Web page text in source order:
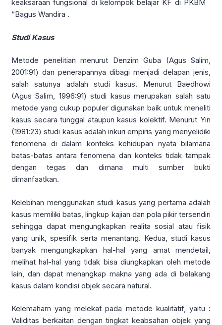
keaksaraan fungsional di kelompok belajar KF di PKBM
“Bagus Wandira .
Studi Kasus
Metode penelitian menurut Denzim Guba (Agus Salim,
2001:91) dan penerapannya dibagi menjadi delapan jenis,
salah satunya adalah studi kasus. Menurut Baedhowi
(Agus Salim, 1996:91) studi kasus merupakan salah satu
metode yang cukup populer digunakan baik untuk meneliti
kasus secara tunggal ataupun kasus kolektif. Menurut Yin
(1981:23) studi kasus adalah inkuri empiris yang menyelidiki
fenomena di dalam konteks kehidupan nyata bilamana
batas-batas antara fenomena dan konteks tidak tampak
dengan tegas dan dimana multi sumber bukti
dimanfaatkan.
Kelebihan menggunakan studi kasus yang pertama adalah
kasus memiliki batas, lingkup kajian dan pola pikir tersendiri
sehingga dapat mengungkapkan realita sosial atau fisik
yang unik, spesifik serta menantang. Kedua, studi kasus
banyak mengungkapkan hal-hal yang amat mendetail,
melihat hal-hal yang tidak bisa diungkapkan oleh metode
lain, dan dapat menangkap makna yang ada di belakang
kasus dalam kondisi objek secara natural.
Kelemaham yang melekat pada metode kualitatif, yaitu :
Validitas berkaitan dengan tingkat keabsahan objek yang